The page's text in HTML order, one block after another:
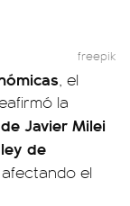
freepik
, el
la
Javier Milei
de
el